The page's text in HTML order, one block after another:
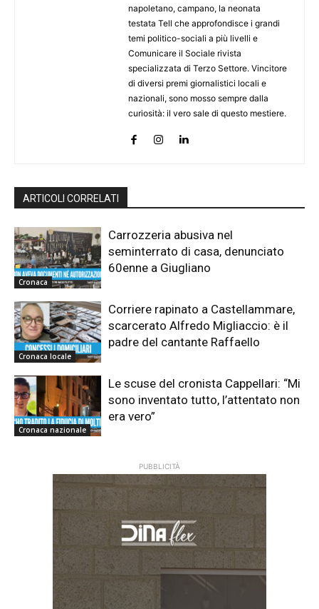
napoletano, campano, la neonata
testata Tell che approfondisce i grandi
temi politico-sociali a più livelli e
Comunicare il Sociale rivista
specializzata di Terzo Settore. Vincitore
di diversi premi giornalistici locali e
nazionali, sono mosso sempre dalla
curiosità: il vero sale di questo mestiere.
ARTICOLI CORRELATI
Cronaca
Carrozzeria abusiva nel
seminterrato di casa, denunciato
60enne a Giugliano
Cronaca locale
Corriere rapinato a Castellammare,
scarcerato Alfredo Migliaccio: è il
padre del cantante Raffaello
Cronaca nazionale
Le scuse del cronista Cappellari: “Mi
sono inventato tutto, l’attentato non
era vero”
PUBBLICITÀ